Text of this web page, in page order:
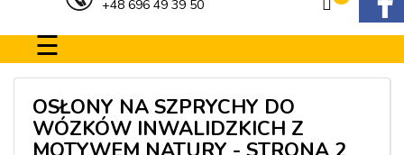
+48 696 49 39 50
Toggle navigation
☰
OSŁONY NA SZPRYCHY DO
WÓZKÓW INWALIDZKICH Z